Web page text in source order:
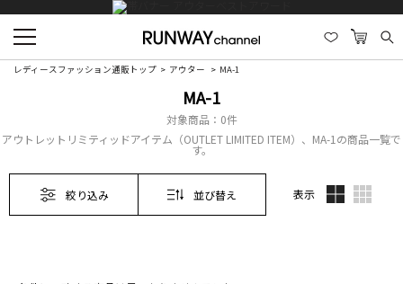
レディースファッション通販トップ アウター MA-1
MA-1
対象商品： 0件
アウトレットリミティッドアイテム（OUTLET LIMITED ITEM）、MA-1の商品一覧で
す。
絞り込み 並び替え 表示